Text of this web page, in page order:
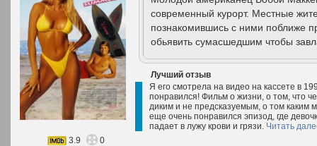
современный курорт. Местные
познакомившись с ними поближе
обьявить сумасшедшим чтобы
Лучший отзыв
Я его смотрела на видео на кассете в
понравился! Фильм о жизни, о том, что
диким и не предсказуемым, о том каким
еще очень понравился эпизод, где
падает в лужу крови и грязи. Читать
3.9
0